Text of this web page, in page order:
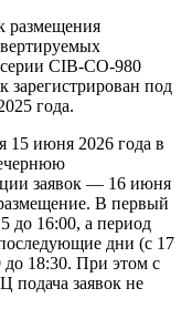
размещения
серии CIB-СО-980
под
года.
15 июня 2026 года в
заявок — 16 июня
В первый
до 16:00, а период
дни (с 17
до 18:30. При этом с
подача заявок не